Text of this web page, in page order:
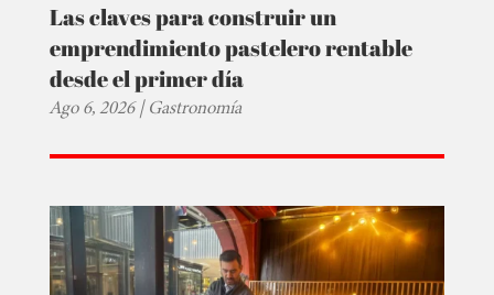
Las claves para construir un
emprendimiento pastelero rentable
desde el primer día
Ago 6, 2026|Gastronomía